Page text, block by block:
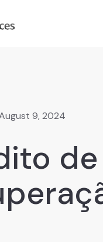
9, 2024